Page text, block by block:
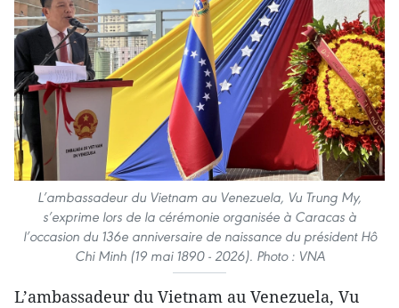
L’ambassadeur du Vietnam au Venezuela, Vu Trung My,
s’exprime lors de la cérémonie organisée à Caracas à
l’occasion du 136e anniversaire de naissance du président Hô
Chi Minh (19 mai 1890 - 2026). Photo : VNA
L’ambassadeur du Vietnam au Venezuela, Vu